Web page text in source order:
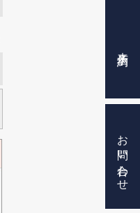
お問い合わせ